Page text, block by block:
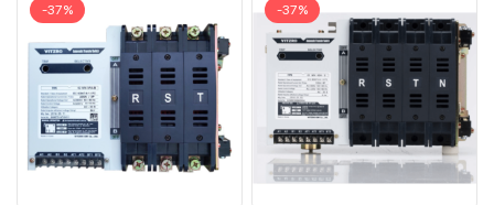
-37% -37%